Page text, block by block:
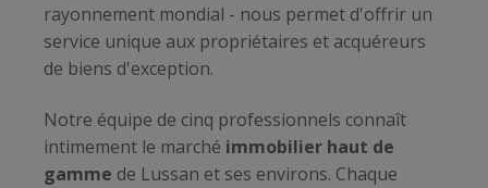
rayonnement mondial - nous permet d'offrir un
service unique aux propriétaires et acquéreurs
de biens d'exception.
Notre équipe de cinq professionnels connaît
intimement le marché immobilier haut de
gamme de Lussan et ses environs. Chaque